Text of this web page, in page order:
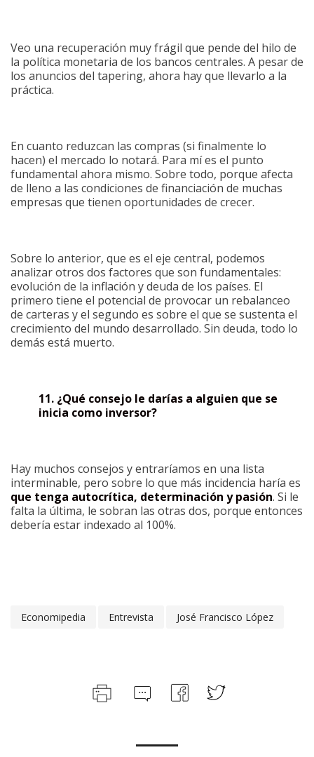
Veo una recuperación muy frágil que pende del hilo de
la política monetaria de los bancos centrales. A pesar de
los anuncios del tapering, ahora hay que llevarlo a la
práctica.
En cuanto reduzcan las compras (si finalmente lo
hacen) el mercado lo notará. Para mí es el punto
fundamental ahora mismo. Sobre todo, porque afecta
de lleno a las condiciones de financiación de muchas
empresas que tienen oportunidades de crecer.
Sobre lo anterior, que es el eje central, podemos
analizar otros dos factores que son fundamentales:
evolución de la inflación y deuda de los países. El
primero tiene el potencial de provocar un rebalanceo
de carteras y el segundo es sobre el que se sustenta el
crecimiento del mundo desarrollado. Sin deuda, todo lo
demás está muerto.
11. ¿Qué consejo le darías a alguien que se
inicia como inversor?
Hay muchos consejos y entraríamos en una lista
interminable, pero sobre lo que más incidencia haría es
que tenga autocrítica, determinación y pasión. Si le
falta la última, le sobran las otras dos, porque entonces
debería estar indexado al 100%.
Economipedia Entrevista José Francisco López